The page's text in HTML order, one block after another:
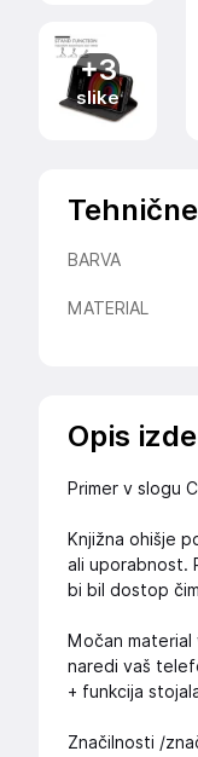
+3
slike
BARVA
MATERIAL
Opis
Primer v slogu
Knjižna ohišje
ali uporabnost.
bi bil dostop
Močan
naredi vaš
+ funkcija
Značilnosti /